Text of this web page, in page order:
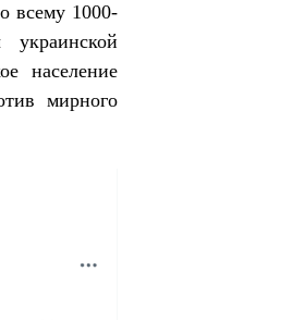
всему 1000-
население
мирного